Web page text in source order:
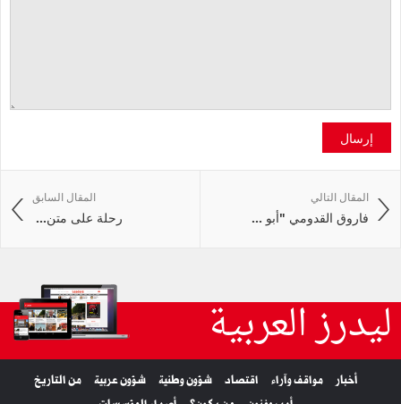
إرسال
المقال السابق
رحلة‭ ‬على‭ ‬متن‭ ...
المقال التالي
فاروق القدومي "أبو ...
ليدرز العربية
أخبار مواقف وآراء اقتصاد شؤون وطنية شؤون عربية
من التاريخ